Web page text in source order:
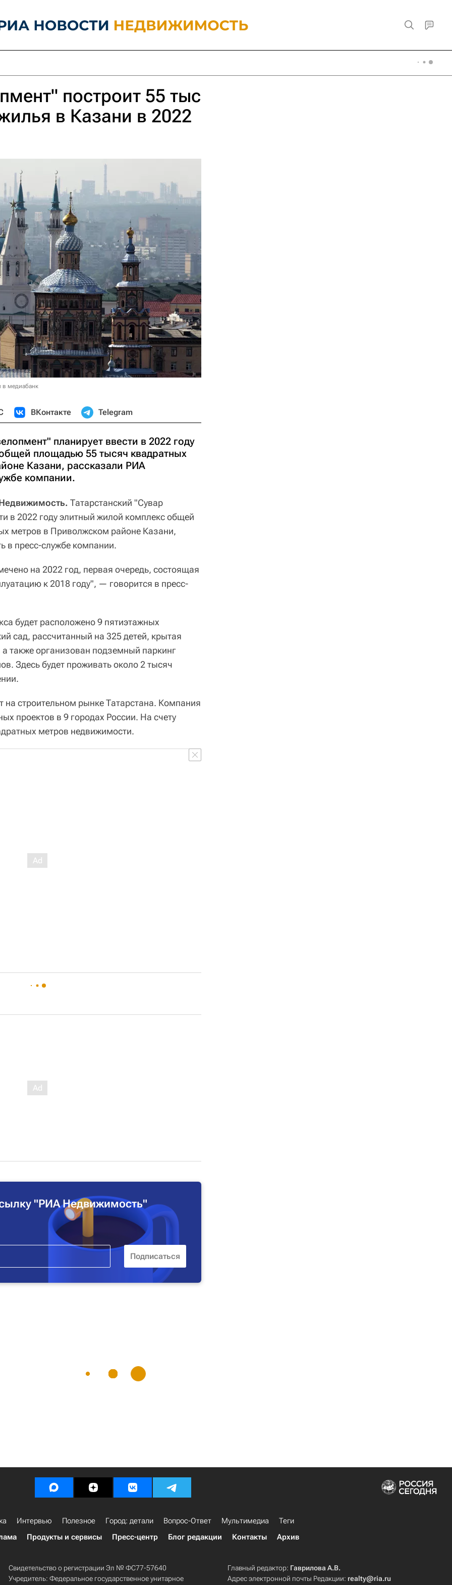
построит 55 тыс
в Казани в 2022
в медиабанк
ВКонтакте Telegram
планирует ввести в 2022 году
площадью 55 тысяч квадратных
Казани, рассказали РИА
компании.
Татарстанский "Сувар
в 2022 году элитный жилой комплекс общей
метров в Приволжском районе Казани,
в пресс-службе компании.
на 2022 год, первая очередь, состоящая
к 2018 году", — говорится в пресс-
будет расположено 9 пятиэтажных
сад, рассчитанный на 325 детей, крытая
также организован подземный паркинг
Здесь будет проживать около 2 тысяч
на строительном рынке Татарстана. Компания
проектов в 9 городах России. На счету
метров недвижимости.
"РИА Недвижимость"
Интервью Полезное Город: детали Вопрос-Ответ Мультимедиа
Теги
Продукты и сервисы Пресс-центр Блог редакции Контакты Архив
Свидетельство о регистрации Эл № ФС77-57640
Учредитель: Федеральное государственное унитарное
Главный редактор: Гаврилова А.В.
Адрес электронной почты Редакции: realty@ria.ru